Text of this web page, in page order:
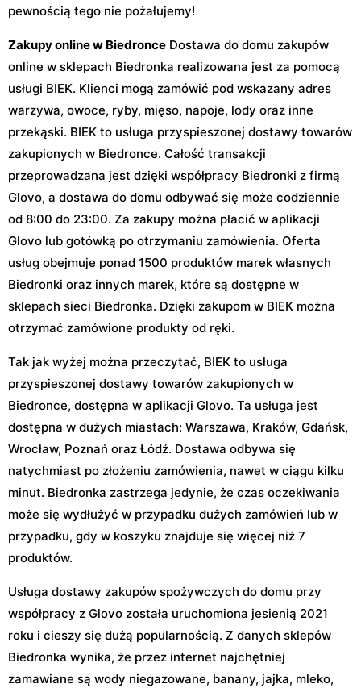
pewnością tego nie pożałujemy!
Zakupy online w Biedronce Dostawa do domu zakupów
online w sklepach Biedronka realizowana jest za pomocą
usługi BIEK. Klienci mogą zamówić pod wskazany adres
warzywa, owoce, ryby, mięso, napoje, lody oraz inne
przekąski. BIEK to usługa przyspieszonej dostawy towarów
zakupionych w Biedronce. Całość transakcji
przeprowadzana jest dzięki współpracy Biedronki z firmą
Glovo, a dostawa do domu odbywać się może codziennie
od 8:00 do 23:00. Za zakupy można płacić w aplikacji
Glovo lub gotówką po otrzymaniu zamówienia. Oferta
usług obejmuje ponad 1500 produktów marek własnych
Biedronki oraz innych marek, które są dostępne w
sklepach sieci Biedronka. Dzięki zakupom w BIEK można
otrzymać zamówione produkty od ręki.
Tak jak wyżej można przeczytać, BIEK to usługa
przyspieszonej dostawy towarów zakupionych w
Biedronce, dostępna w aplikacji Glovo. Ta usługa jest
dostępna w dużych miastach: Warszawa, Kraków, Gdańsk,
Wrocław, Poznań oraz Łódź. Dostawa odbywa się
natychmiast po złożeniu zamówienia, nawet w ciągu kilku
minut. Biedronka zastrzega jedynie, że czas oczekiwania
może się wydłużyć w przypadku dużych zamówień lub w
przypadku, gdy w koszyku znajduje się więcej niż 7
produktów.
Usługa dostawy zakupów spożywczych do domu przy
współpracy z Glovo została uruchomiona jesienią 2021
roku i cieszy się dużą popularnością. Z danych sklepów
Biedronka wynika, że przez internet najchętniej
zamawiane są wody niegazowane, banany, jajka, mleko,